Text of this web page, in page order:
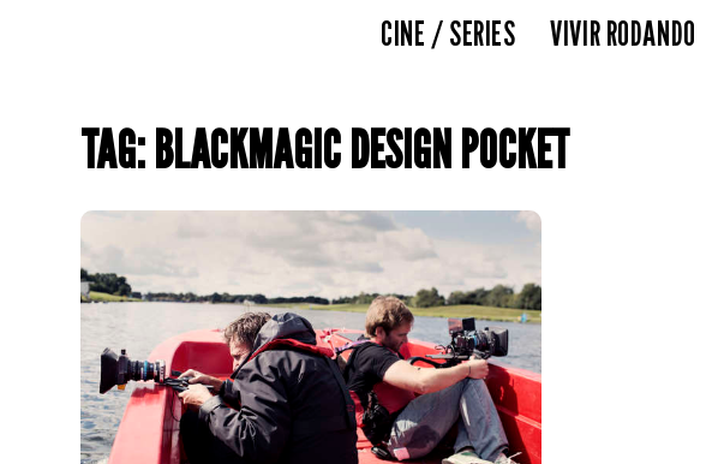
CINE / SERIES VIVIR RODANDO
TAG: BLACKMAGIC DESIGN POCKET